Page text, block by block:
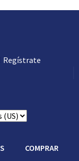
Regístrate
COMPRAR